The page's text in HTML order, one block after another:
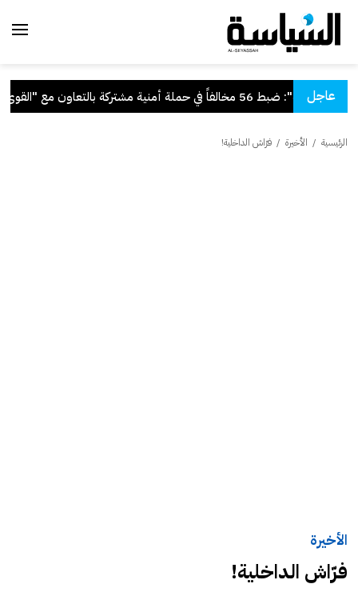
عاجل
"الداخلية": ضبط 56 مخالفاً في حملة أمنية مشتركة بالتعاون مع "القوى العاملة"
الرئيسية / الأخيرة / فرّاش الداخلية!
الأخيرة
فرّاش الداخلية!